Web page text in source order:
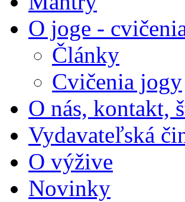
O joge -
Články
Cvičenia jogy
O nás, kontakt,
Vydavateľská
O výžive
Novinky